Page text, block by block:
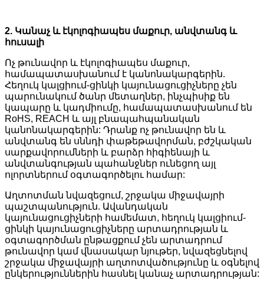
2. Կանաչ և էկոլոգիապես մաքուր, անվտանգ և
հուսալի
Ոչ թունավոր և էկոլոգիապես մաքուր,
համապատասխանում է կանոնակարգերին.
Հեղուկ կալցիում-ցինկի կայունացուցիչները չեն
պարունակում ծանր մետաղներ, ինչպիսիք են
կապարը և կադմիումը, համապատասխանում են
RoHS, REACH և այլ բնապահպանական
կանոնակարգերին: Դրանք ոչ թունավոր են և
անվտանգ են սննդի փաթեթավորման, բժշկական
սարքավորումների և բարձր հիգիենայի և
անվտանգության պահանջներ ունեցող այլ
ոլորտներում օգտագործելու համար:
Աղտոտման նվազեցում, շրջակա միջավայրի
պաշտպանություն. Ավանդական
կայունացուցիչների համեմատ, հեղուկ կալցիում-
ցինկի կայունացուցիչները արտադրության և
օգտագործման ընթացքում չեն արտադրում
թունավոր կամ վնասակար նյութեր, նվազեցնելով
շրջակա միջավայրի աղտոտվածությունը և օգնելով
ընկերություններին հասնել կանաչ արտադրության: